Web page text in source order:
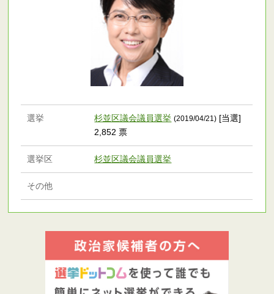
選挙 杉並区議会議員選挙 (2019/04/21) [当選]
2,852 票
選挙区 杉並区議会議員選挙
その他